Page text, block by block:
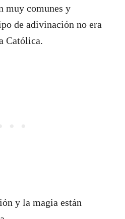
muy comunes y
de adivinación no era
Católica.
y la magia están